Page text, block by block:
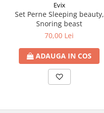
Evix
Set Perne Sleeping beauty,
Snoring beast
70,00 Lei
ADAUGA IN COS